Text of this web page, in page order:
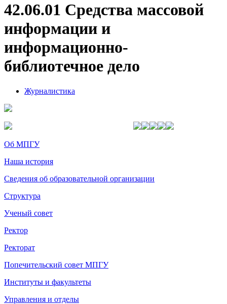
42.06.01 Средства массовой
информации и
информационно-
библиотечное дело
Журналистика
Об МПГУ
Наша история
Сведения об образовательной организации
Структура
Ученый совет
Ректор
Ректорат
Попечительский совет МПГУ
Институты и факультеты
Управления и отделы